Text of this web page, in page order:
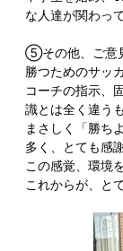
な人達が関わっ
⑤その他、ご意
勝つためのサッ
コーチの指示、
識とは全く違う
まさしく「勝ち
多く、とても感
この感覚、環境
これからが、と